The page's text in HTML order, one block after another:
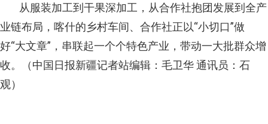
从服装加工到干果深加工，从合作社抱团发展到全产
业链布局，喀什的乡村车间、合作社正以“小切口”做
好“大文章”，串联起一个个特色产业，带动一大批群众增
收。（中国日报新疆记者站编辑：毛卫华 通讯员：石
观）